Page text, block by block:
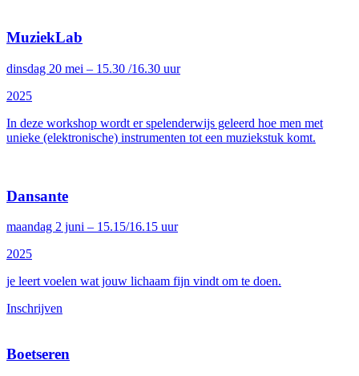
MuziekLab
dinsdag 20 mei – 15.30 /16.30 uur
2025
In deze workshop wordt er spelenderwijs geleerd hoe men met
unieke (elektronische) instrumenten tot een muziekstuk komt.
Dansante
maandag 2 juni – 15.15/16.15 uur
2025
je leert voelen wat jouw lichaam fijn vindt om te doen.
Inschrijven
Boetseren